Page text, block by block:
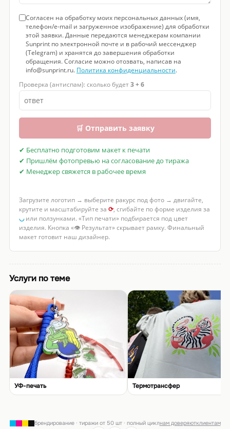
Согласен на обработку моих персональных данных (имя,
телефон/e-mail и загруженное изображение) для обработки
этой заявки. Данные передаются менеджерам компании
Sunprint по электронной почте и в рабочий мессенджер
(Telegram) и хранятся до завершения обработки
обращения. Согласие можно отозвать, написав на
info@sunprint.ru. Политика конфиденциальности.
Проверка (антиспам): сколько будет3 + 6
🛒 Отправить заявку
✔ Бесплатно подготовим макет к печати
✔ Пришлём фотопревью на согласование до тиража
✔ Менеджер свяжется в рабочее время
Загрузите логотип → выберите ракурс под фото → двигайте,
крутите и масштабируйте за ⟳, сгибайте по форме изделия за
◡или ползунками. «Тип печати» подбирается под цвет
изделия. Кнопка «👁 Результат» скрывает рамку. Финальный
макет готовит наш дизайнер.
Услуги по теме
УФ-печать Термотрансфер
брендирование · тиражи от 50 шт · полный циклнам доверяютклиентам